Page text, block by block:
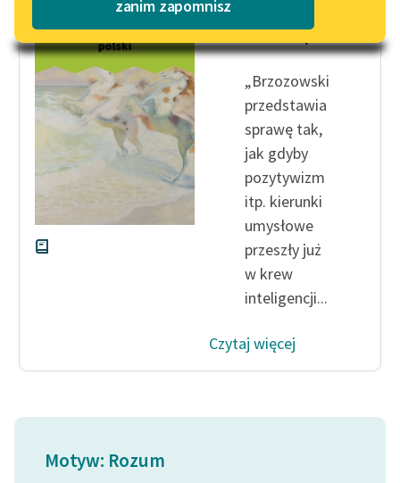
Lektury szkolne i klasyka
literatury do słuchania dla
uczennic i uczniów z
niepełnosprawnościami
E-kolekcja lektur
szkolnych i literatury do
słuchania dla uczennic i
uczniów z
niepełnosprawnościami
Feministyczne inspiracje.
Popularyzacja
lektur szkolnych oraz
zanim zapomniszKazimierz Wyka
Modernizm polski
„Brzozowski
przedstawia
sprawę tak,
jak gdyby
pozytywizm
itp. kierunki
umysłowe
przeszły już
w krew
inteligencji...
Czytaj więcej
Motyw: Rozum